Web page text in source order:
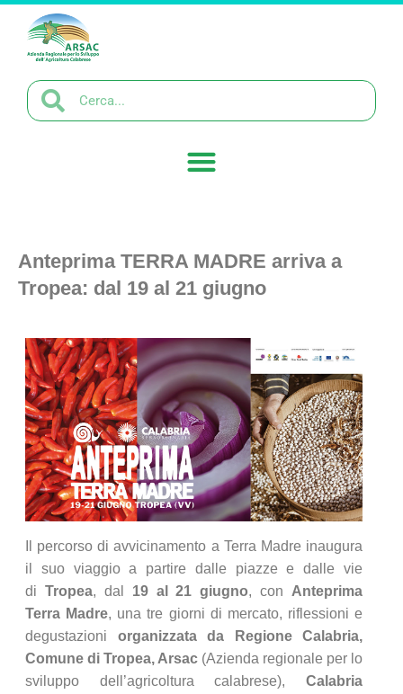
Anteprima TERRA MADRE arriva a
Tropea: dal 19 al 21 giugno
Il percorso di avvicinamento a Terra Madre inaugura
il suo viaggio a partire dalle piazze e dalle vie
di Tropea, dal 19 al 21 giugno, con Anteprima
Terra Madre, una tre giorni di mercato, riflessioni e
degustazioni organizzata da Regione Calabria,
Comune di Tropea, Arsac (Azienda regionale per lo
sviluppo dell’agricoltura calabrese), Calabria